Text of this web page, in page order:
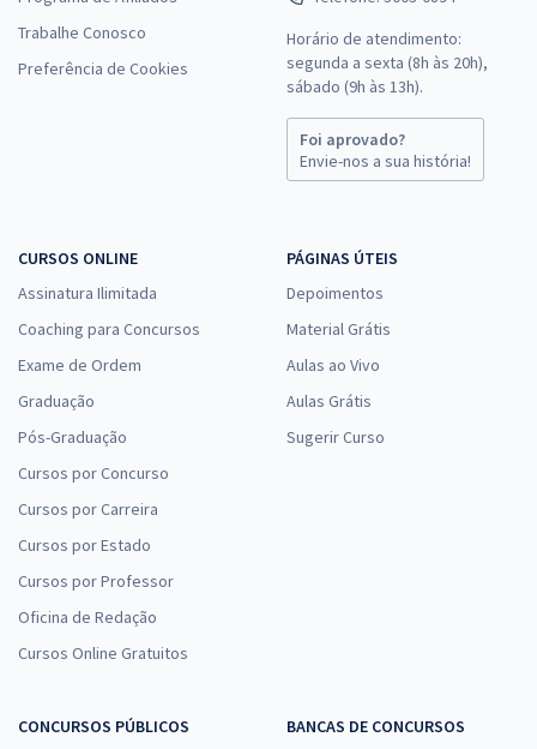
Treinamento Intensivo para TRT 10º - Técnico Judiciário - Área:
Administrativa (Exercícios + Diferenciais Exclusivos) (Pós-Edital)
19,99
Economize R$ 59,98 (-20%)
todos os Cargos - Exceto Analista Judiciário Cargos 11, 12 e 13
(Treinamento Intensivo + Diferenciais Exclusivos) - Pós-edital
à vista
R$13,33
Simulados Inéditos para o TRT 10ª Região (DF e TO) - Cargo 14:
Economize R$ 29,98 (-20%)
Trabalhe Conosco
Preferência de Cookies
Horário de atendimento:
segunda a sexta (8h às 20h),
sábado (9h às 13h).
Foi aprovado?
Envie-nos a sua história!
CURSOS ONLINE
Assinatura Ilimitada
Coaching para Concursos
Exame de Ordem
Graduação
Pós-Graduação
Cursos por Concurso
Cursos por Carreira
Cursos por Estado
Cursos por Professor
Oficina de Redação
Cursos Online Gratuitos
PÁGINAS ÚTEIS
Depoimentos
Material Grátis
Aulas ao Vivo
Aulas Grátis
Sugerir Curso
CONCURSOS PÚBLICOS
BANCAS DE CONCURSOS